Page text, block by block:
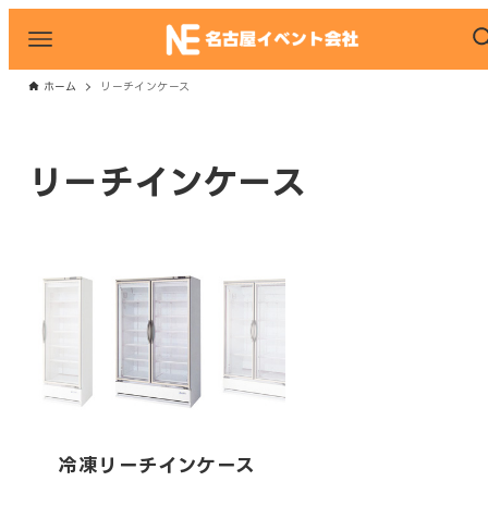
ホーム リーチインケース
リーチインケース
冷凍リーチインケース